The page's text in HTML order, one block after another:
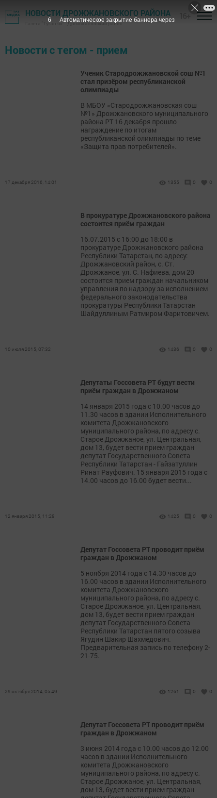
НОВОСТИ ДРОЖЖАНОВСКОГО РАЙОНА
Газета "Туган як" - Дрожжановский район
Новости с тегом - прием
Ученик Стародрожжановской сош №1
стал призёром республиканской
олимпиады
В МБОУ «Стародрожжановская сош
№1» Дрожжановского муниципального
района РТ 16 декабря прошло
награждение по итогам
республиканской олимпиады по теме
«Защита прав потребителей».
17 декабря 2016, 14:01 1355 0 0
В прокуратуре Дрожжановского района
состоится приём граждан
16.07.2015 с 16:00 до 18:00 в
прокуратуре Дрожжановского района
Республики Татарстан, по адресу:
Дрожжановский район, с. Ст.
Дрожжаное, ул. С. Нафиева, дом 20
состоится прием граждан начальником
управления по надзору за исполнением
федерального законодательства
прокуратуры Республики Татарстан
Шайдуллиным Ратмиром Фаритовичем.
10 июля 2015, 07:32 1436 0 0
Депутаты Госсовета РТ будут вести
приём граждан в Дрожжаном
14 января 2015 года с 10.00 часов до
11.30 часов в здании Исполнительного
комитета Дрожжановского
муниципального района, по адресу с.
Старое Дрожжаное, ул. Центральная,
дом 13, будет вести прием граждан
депутат Государственного Совета
Республики Татарстан - Гайзатуллин
Ринат Рауфович. 15 января 2015 года с
14.00 часов до 16.00 будет вести...
12 января 2015, 11:28 1425 0 0
Депутат Госсовета РТ проводит приём
граждан в Дрожжаном
5 ноября 2014 года с 14.30 часов до
16.00 часов в здании Исполнительного
комитета Дрожжановского
муниципального района, по адресу с.
Старое Дрожжаное, ул. Центральная,
дом 13, будет вести прием граждан
депутат Государственного Совета
Республики Татарстан пятого созыва
Ягудин Шакир Шахмедович.
Предварительная запись по телефону 2-
21-75.
29 октября 2014, 05:49 1261 0 0
Депутат Госсовета РТ проводит приём
граждан в Дрожжаном
3 июня 2014 года с 10.00 часов до 12.00
часов в здании Исполнительного
комитета Дрожжановского
муниципального района, по адресу с.
Старое Дрожжаное, ул. Центральная,
дом 13, будет вести прием граждан
5 Автоматическое закрытие баннера через